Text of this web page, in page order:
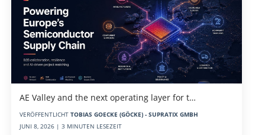
AE Valley and the next operating layer for t…
VERÖFFENTLICHT TOBIAS GOECKE (GÖCKE) - SUPRATIX GMBH
JUNI 8, 2026 | 3 MINUTEN LESEZEIT